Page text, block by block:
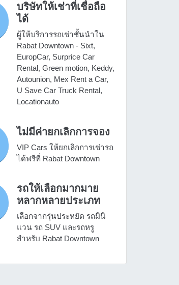
บริษัทให้เช่าที่เชื่อถือ
ได้
ผู้ให้บริการรถเช่าชั้นนำใน
Rabat Downtown - Sixt,
EuropCar, Surprice Car
Rental, Green motion, Keddy,
Autounion, Mex Rent a Car,
U Save Car Truck Rental,
Locationauto
ไม่มีค่ายกเลิกการจอง
VIP Cars ให้ยกเลิกการเช่ารถ
ได้ฟรีที่ Rabat Downtown
รถให้เลือกมากมาย
หลากหลายประเภท
เลือกจากรุ่นประหยัด รถมินิ
แวน รถ SUV และรถหรู
สำหรับ Rabat Downtown